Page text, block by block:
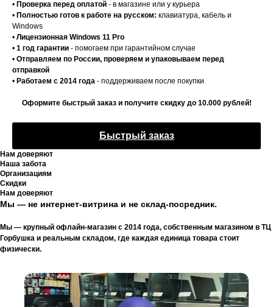
• Проверка перед оплатой - в магазине или у курьера
• Полностью готов к работе на русском: клавиатура, кабель и
Windows
• Лицензионная Windows 11 Pro
• 1 год гарантии - помогаем при гарантийном случае
• Отправляем по России, проверяем и упаковываем перед
отправкой
• Работаем с 2014 года - поддерживаем после покупки
Оформите быстрый заказ и получите скидку до 10.000 рублей!
Быстрый заказ
Нам доверяют
Наша забота
Организациям
Скидки
Нам доверяют
Мы — не интернет-витрина и не склад-посредник.
Мы — крупный офлайн-магазин с 2014 года, собственным магазином в ТЦ
Горбушка и реальным складом, где каждая единица товара стоит
физически.